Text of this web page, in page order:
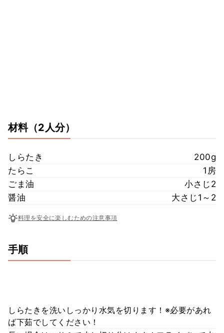
材料（2人分）
しらたき
200g
たらこ
1房
ごま油
小さじ2
醤油
大さじ1～2
料理を安全に楽しむための注意事項
手順
しらたきを洗いしっかり水気を切ります！※必要があれ
ば下茹でしてください！